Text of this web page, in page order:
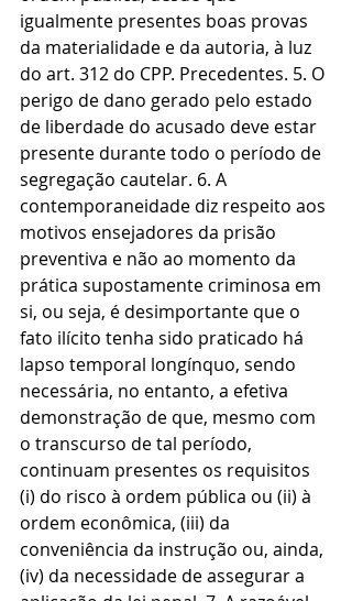
igualmente presentes boas provas
da materialidade e da autoria, à luz
do art. 312 do CPP. Precedentes. 5. O
perigo de dano gerado pelo estado
de liberdade do acusado deve estar
presente durante todo o período de
segregação cautelar. 6. A
contemporaneidade diz respeito aos
motivos ensejadores da prisão
preventiva e não ao momento da
prática supostamente criminosa em
si, ou seja, é desimportante que o
fato ilícito tenha sido praticado há
lapso temporal longínquo, sendo
necessária, no entanto, a efetiva
demonstração de que, mesmo com
o transcurso de tal período,
continuam presentes os requisitos
(i) do risco à ordem pública ou (ii) à
ordem econômica, (iii) da
conveniência da instrução ou, ainda,
(iv) da necessidade de assegurar a